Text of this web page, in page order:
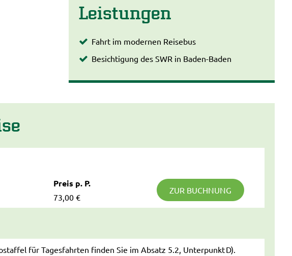
Leistungen
Fahrt im modernen Reisebus
Besichtigung des SWR in Baden-Baden
Preis p. P.
73,00 €
ZUR BUCHNUNG
für Tagesfahrten finden Sie im Absatz 5.2, Unterpunkt D).